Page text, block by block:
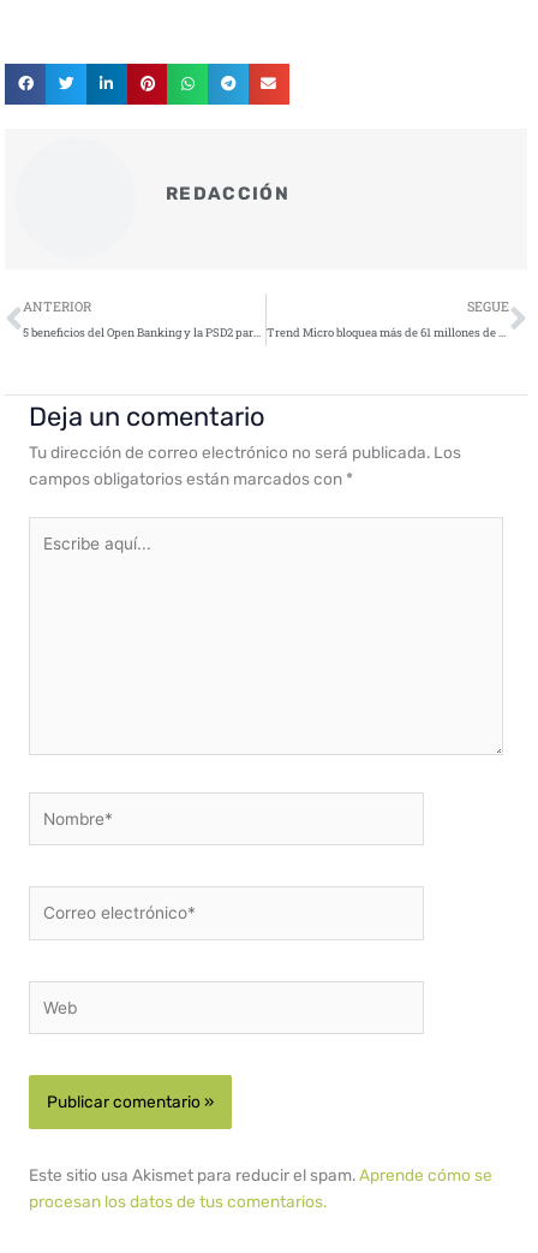
REDACCIÓN
Ant
ANTERIOR
5 beneficios del Open Banking y la PSD2 para el sector asegurador
SEGUE
Trend Micro bloquea más de 61 millones de ataques de ransomware en 2019
Deja un comentario
Tu dirección de correo electrónico no será publicada. Los
campos obligatorios están marcados con *
aquí...
electrónico*
Este sitio usa Akismet para reducir el spam.Aprende cómo se
procesan los datos de tus comentarios.